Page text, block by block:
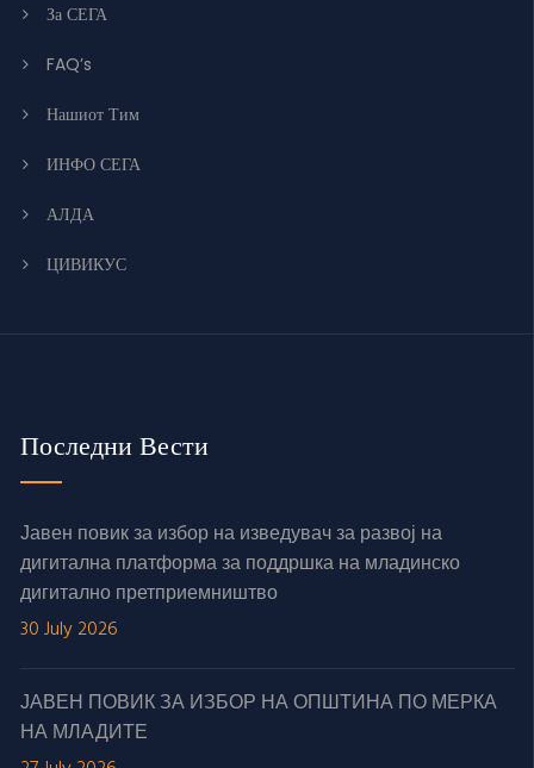
За СЕГА
FAQ’s
Нашиот Тим
ИНФО СЕГА
АЛДА
ЦИВИКУС
Последни Вести
Јавен повик за избор на изведувач за развој на
дигитална платформа за поддршка на младинско
дигитално претприемништво
30 July 2026
ЈАВЕН ПОВИК ЗА ИЗБОР НА ОПШТИНА ПО МЕРКА
НА МЛАДИТЕ